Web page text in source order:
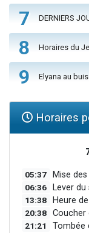
7 DERNIERS
8 Horaires du
9 Elyana au
Horaires
05:37 Mise
06:36 Lever du
13:38 Heure
20:38 Coucher
21:21 Tombée